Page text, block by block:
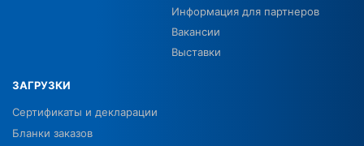
Информация для партнеров
Вакансии
Выставки
ЗАГРУЗКИ
Сертификаты и декларации
Бланки заказов